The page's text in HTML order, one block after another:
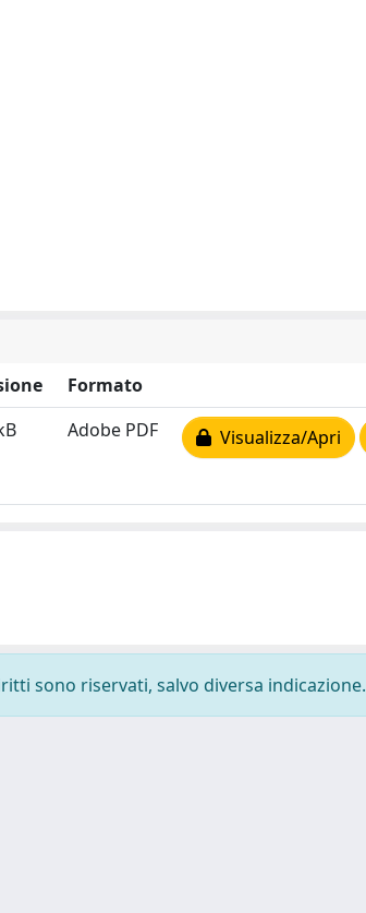
Formato
Adobe PDF Visualizza/Apri
sono riservati, salvo diversa indicazione.